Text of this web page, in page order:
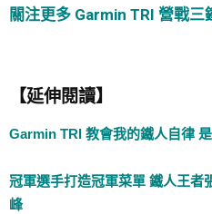
關注更多 Garmin TRI 營戰三
【延伸閱讀】
Garmin TRI 教會我的鐵人自律
冠軍選手打造冠軍菜單 鐵人王者
峰